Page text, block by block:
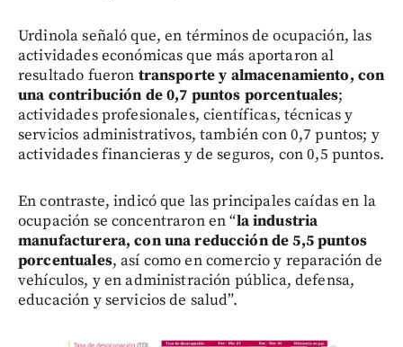
Urdinola señaló que, en términos de ocupación, las
actividades económicas que más aportaron al
resultado fueron transporte y almacenamiento, con
una contribución de 0,7 puntos porcentuales;
actividades profesionales, científicas, técnicas y
servicios administrativos, también con 0,7 puntos; y
actividades financieras y de seguros, con 0,5 puntos.
En contraste, indicó que las principales caídas en la
ocupación se concentraron en “la industria
manufacturera, con una reducción de 5,5 puntos
porcentuales, así como en comercio y reparación de
vehículos, y en administración pública, defensa,
educación y servicios de salud”.